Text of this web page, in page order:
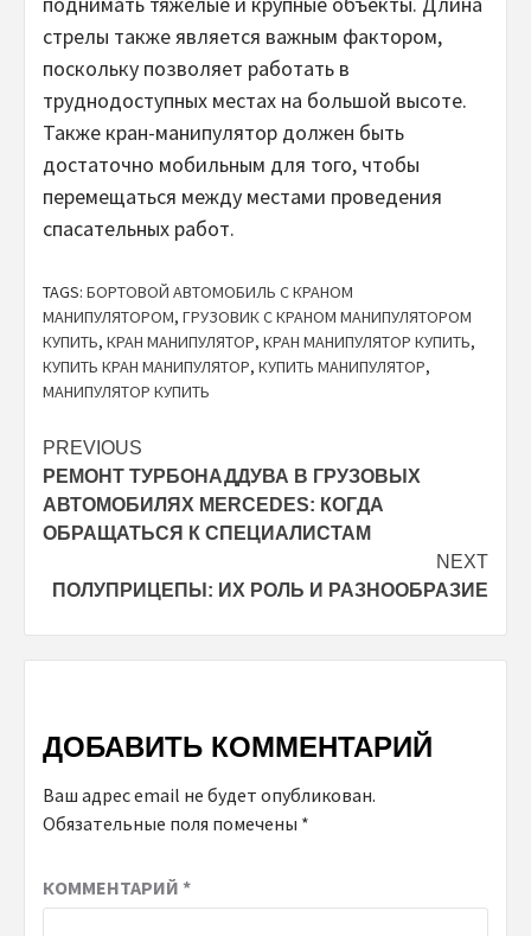
стрелы также является важным фактором,
поскольку позволяет работать в
труднодоступных местах на большой высоте.
Также кран-манипулятор должен быть
достаточно мобильным для того, чтобы
перемещаться между местами проведения
спасательных работ.
TAGS: БОРТОВОЙ АВТОМОБИЛЬ С КРАНОМ
МАНИПУЛЯТОРОМ, ГРУЗОВИК С КРАНОМ МАНИПУЛЯТОРОМ
КУПИТЬ, КРАН МАНИПУЛЯТОР, КРАН МАНИПУЛЯТОР КУПИТЬ,
КУПИТЬ КРАН МАНИПУЛЯТОР, КУПИТЬ МАНИПУЛЯТОР,
МАНИПУЛЯТОР КУПИТЬ
Continue
Reading
PREVIOUS
РЕМОНТ ТУРБОНАДДУВА В ГРУЗОВЫХ
АВТОМОБИЛЯХ MERCEDES: КОГДА
ОБРАЩАТЬСЯ К СПЕЦИАЛИСТАМ
NEXT
ПОЛУПРИЦЕПЫ: ИХ РОЛЬ И РАЗНООБРАЗИЕ
ДОБАВИТЬ КОММЕНТАРИЙ
Ваш адрес email не будет опубликован.
Обязательные поля помечены *
КОММЕНТАРИЙ *